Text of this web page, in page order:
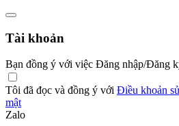
Tài khoản
Bạn đồng ý với việc Đăng nhập/Đăng
Tôi đã đọc và đồng ý với Điều khoản
mật
Zalo